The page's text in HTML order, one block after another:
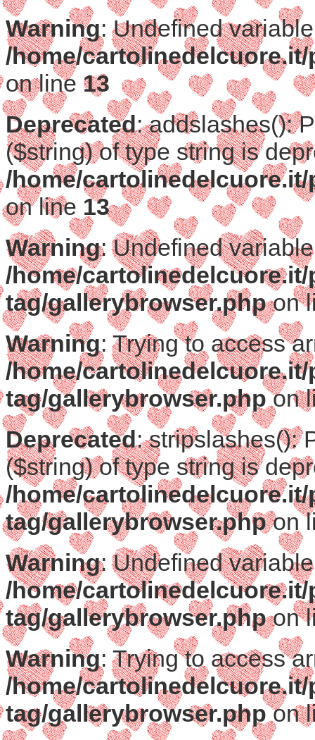
Warning: Undefined
/home/
on line 13
Deprecated: addslashes():
($string) of type string is
/home/
on line 13
Warning: Undefined
/home/
tag/gallerybrowser.phpon
Warning: Trying to access
/home/
tag/gallerybrowser.phpon
Deprecated: stripslashes():
($string) of type string is
/home/
tag/gallerybrowser.phpon
Warning: Undefined
/home/
tag/gallerybrowser.phpon
Warning: Trying to access
/home/
tag/gallerybrowser.phpon